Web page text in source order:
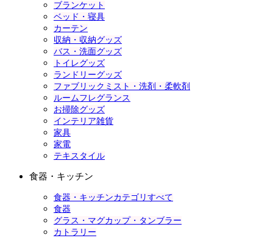
ブランケット
ベッド・寝具
カーテン
収納・収納グッズ
バス・洗面グッズ
トイレグッズ
ランドリーグッズ
ファブリックミスト・洗剤・柔軟剤
ルームフレグランス
お掃除グッズ
インテリア雑貨
家具
家電
テキスタイル
食器・キッチン
食器・キッチンカテゴリすべて
食器
グラス・マグカップ・タンブラー
カトラリー